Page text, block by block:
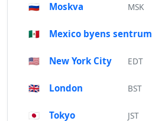
🇷🇺 Moskva MSK
🇲🇽 Mexico byens sentrum
🇺🇸 New York City EDT
🇬🇧 London BST
🇯🇵 Tokyo JST